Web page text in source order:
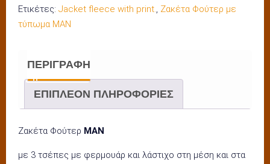
Ετικέτες: Jacket fleece with print., Ζακέτα Φούτερ με
τύπωμα MAN
ΠΕΡΙΓΡΑΦΉ
ΕΠΙΠΛΈΟΝ ΠΛΗΡΟΦΟΡΊΕΣ
Ζακέτα Φούτερ ΜΑΝ
με 3 τσέπες με φερμουάρ και λάστιχο στη μέση και στα